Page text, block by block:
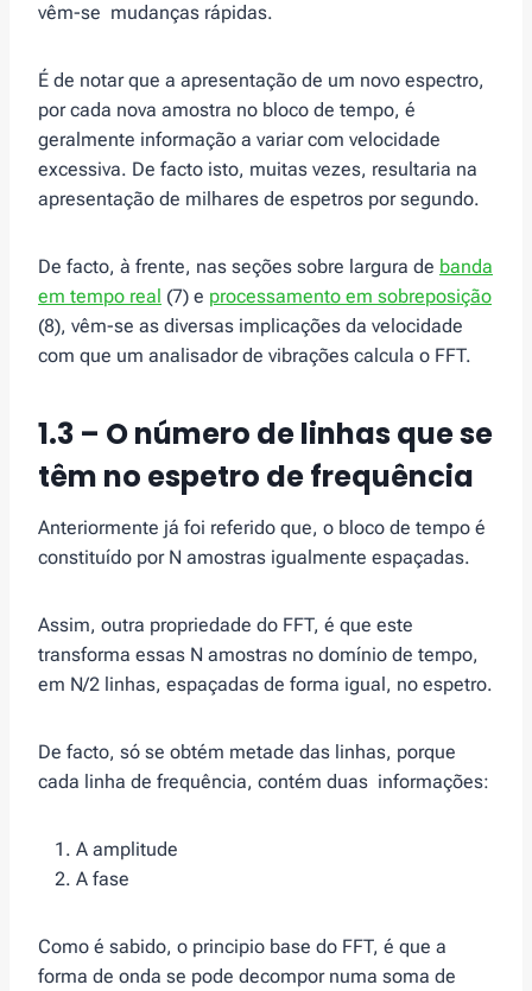
vêm-se mudanças rápidas.
É de notar que a apresentação de um novo espectro,
por cada nova amostra no bloco de tempo, é
geralmente informação a variar com velocidade
excessiva. De facto isto, muitas vezes, resultaria na
apresentação de milhares de espetros por segundo.
De facto, à frente, nas seções sobre largura de banda
em tempo real (7) e processamento em sobreposição
(8), vêm-se as diversas implicações da velocidade
com que um analisador de vibrações calcula o FFT.
1.3 – O número de linhas que se
têm no espetro de frequência
Anteriormente já foi referido que, o bloco de tempo é
constituído por N amostras igualmente espaçadas.
Assim, outra propriedade do FFT, é que este
transforma essas N amostras no domínio de tempo,
em N/2 linhas, espaçadas de forma igual, no espetro.
De facto, só se obtém metade das linhas, porque
cada linha de frequência, contém duas informações:
A amplitude
A fase
Como é sabido, o principio base do FFT, é que a
forma de onda se pode decompor numa soma de